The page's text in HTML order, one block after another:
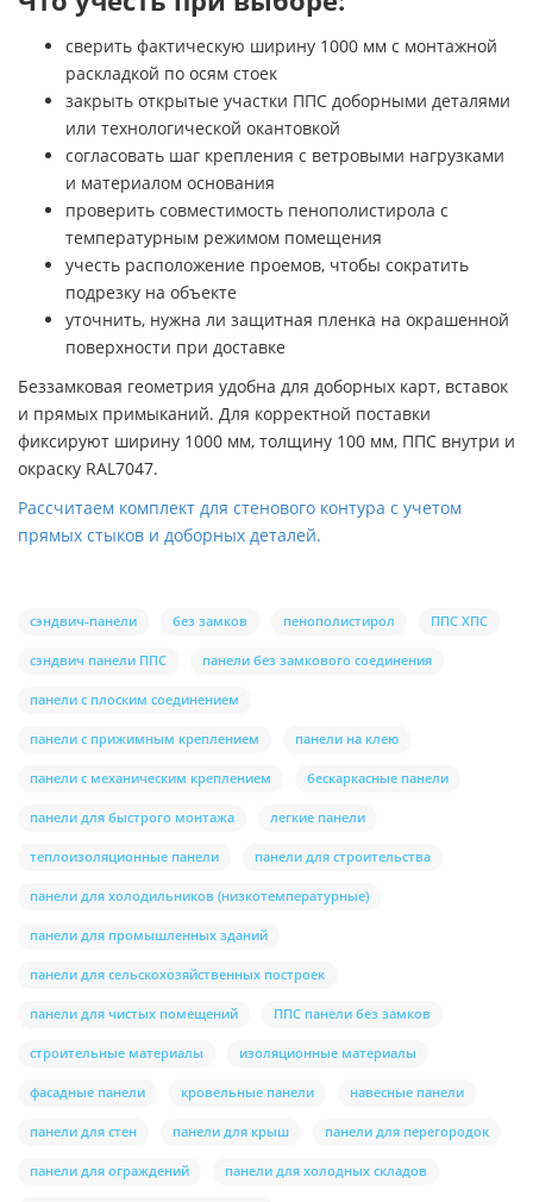
сверить фактическую ширину 1000 мм с монтажной
раскладкой по осям стоек
закрыть открытые участки ППС доборными деталями
или технологической окантовкой
согласовать шаг крепления с ветровыми нагрузками
и материалом основания
проверить совместимость пенополистирола с
температурным режимом помещения
учесть расположение проемов, чтобы сократить
подрезку на объекте
уточнить, нужна ли защитная пленка на окрашенной
поверхности при доставке
Беззамковая геометрия удобна для доборных карт, вставок
и прямых примыканий. Для корректной поставки
фиксируют ширину 1000 мм, толщину 100 мм, ППС внутри и
окраску RAL7047.
Рассчитаем комплект для стенового контура с учетом
прямых стыков и доборных деталей.
сэндвич-панели без замков пенополистирол ППС ХПС
сэндвич панели ППС панели без замкового соединения
панели с плоским соединением
панели с прижимным креплением панели на клею
панели с механическим креплением бескаркасные панели
панели для быстрого монтажа легкие панели
теплоизоляционные панели панели для строительства
панели для холодильников (низкотемпературные)
панели для промышленных зданий
панели для сельскохозяйственных построек
панели для чистых помещений ППС панели без замков
строительные материалы изоляционные материалы
фасадные панели кровельные панели навесные панели
панели для стен панели для крыш панели для перегородок
панели для ограждений панели для холодных складов